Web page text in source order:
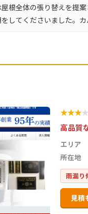
根全体の張り替えを提
してくださいました。
★★★★
高品質
エリア
所在地
雨漏り
見積